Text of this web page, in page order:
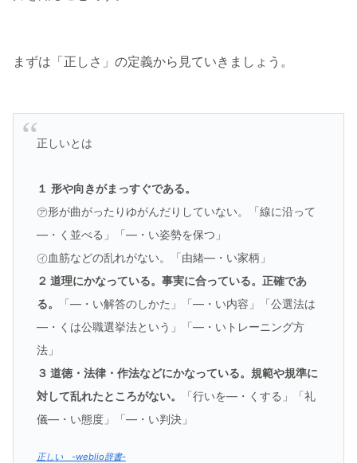
まずは「正しさ」の定義から見ていきましょう。
正しいとは
１ 形や向きがまっすぐである。
㋐形が曲がったりゆがんだりしていない。「線に沿って
—・く並べる」「—・い姿勢を保つ」
㋑血筋などの乱れがない。「由緒—・い家柄」
２ 道理にかなっている。事実に合っている。正確であ
る。
「—・い解答のしかた」「—・い内容」「公選法は
—・くは公職選挙法という」「—・いトレーニング方
法」
３ 道徳・法律・作法などにかなっている。規範や規準に
対して乱れたところがない。
「行いを—・くする」「礼
儀—・い態度」「—・い判決」
正しい -weblio辞書-